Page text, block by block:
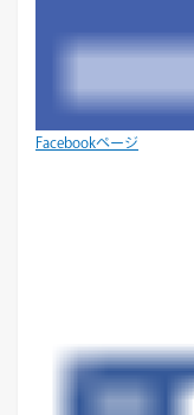
Facebookページ